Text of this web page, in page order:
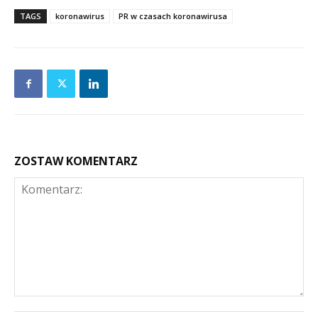
TAGS koronawirus PR w czasach koronawirusa
ZOSTAW KOMENTARZ